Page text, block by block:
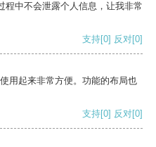
程中不会泄露个人信息，让我非常
支持[0] 反对[0]
用起来非常方便。功能的布局也
支持[0] 反对[0]